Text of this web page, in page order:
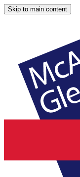
Skip to main content